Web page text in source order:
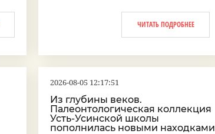
ЧИТАТЬ ПОДРОБНЕЕ
2026-08-05 12:17:51
Из глубины веков.
Палеонтологическая коллекция
Усть-Усинской школы
пополнилась новыми находками